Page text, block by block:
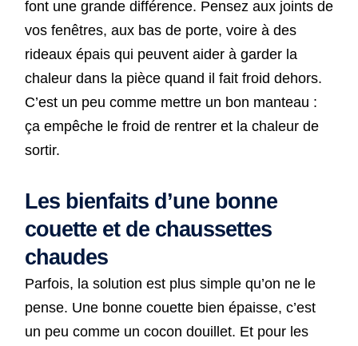
font une grande différence. Pensez aux joints de
vos fenêtres, aux bas de porte, voire à des
rideaux épais qui peuvent aider à garder la
chaleur dans la pièce quand il fait froid dehors.
C’est un peu comme mettre un bon manteau :
ça empêche le froid de rentrer et la chaleur de
sortir.
Les bienfaits d’une bonne
couette et de chaussettes
chaudes
Parfois, la solution est plus simple qu’on ne le
pense. Une bonne couette bien épaisse, c’est
un peu comme un cocon douillet. Et pour les